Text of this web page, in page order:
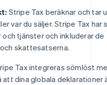
Stripe Tax beräknar och tar
var du säljer. Stripe Tax har
tjänster och inkluderar de
skattesatserna.
Tax integreras sömlöst
att dina globala deklarationer